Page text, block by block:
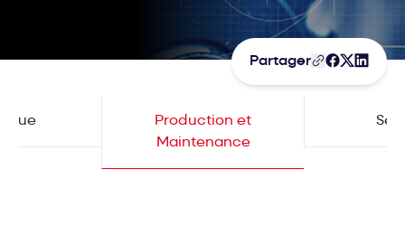
Partager
Production et
Maintenance